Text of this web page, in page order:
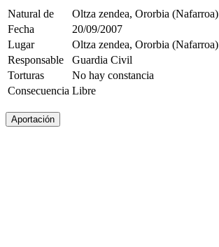
Natural de
Oltza zendea, Ororbia (Nafarroa)
Fecha
20/09/2007
Lugar
Oltza zendea, Ororbia (Nafarroa)
Responsable
Guardia Civil
Torturas
No hay constancia
Consecuencia Libre